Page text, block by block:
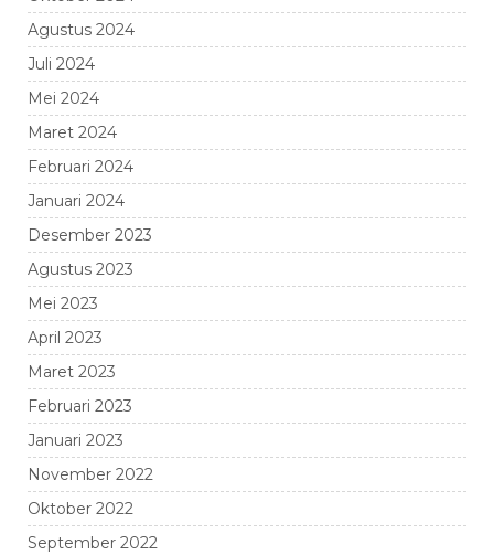
Agustus 2024
Juli 2024
Mei 2024
Maret 2024
Februari 2024
Januari 2024
Desember 2023
Agustus 2023
Mei 2023
April 2023
Maret 2023
Februari 2023
Januari 2023
November 2022
Oktober 2022
September 2022